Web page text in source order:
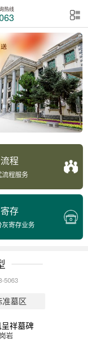
热线
程
流程服务
存
灰寄存业务
5063
准墓区
祥墓碑
岩